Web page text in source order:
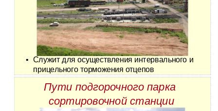
• Служит для осуществления интервального и
прицельного торможения отцепов
Пути подгорочного парка
сортировочной станции